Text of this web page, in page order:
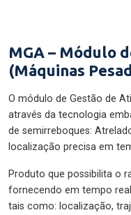
MGA – Módulo
(Máquinas
O módulo de Gestão de
através da tecnologia
de semirreboques:
localização precisa em
Produto que possibilita o
fornecendo em tempo
tais como: localização,